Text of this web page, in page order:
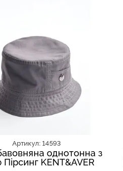
Артикул: 14593
однотонна з
KENT&AVER